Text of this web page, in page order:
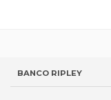
BANCO RIPLEY